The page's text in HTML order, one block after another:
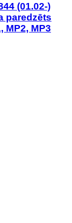
(01.02-)
paredzēts
MP2, MP3